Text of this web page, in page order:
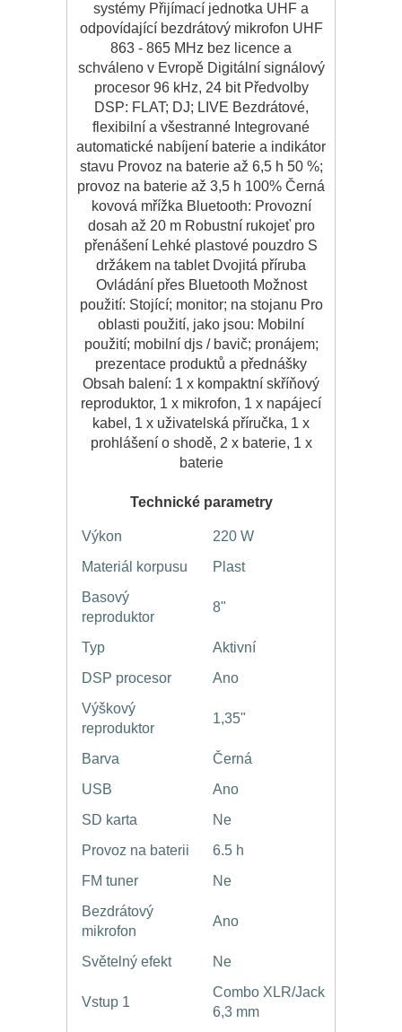
systémy Přijímací jednotka UHF a
odpovídající bezdrátový mikrofon UHF
863 - 865 MHz bez licence a
schváleno v Evropě Digitální signálový
procesor 96 kHz, 24 bit Předvolby
DSP: FLAT; DJ; LIVE Bezdrátové,
flexibilní a všestranné Integrované
automatické nabíjení baterie a indikátor
stavu Provoz na baterie až 6,5 h 50 %;
provoz na baterie až 3,5 h 100% Černá
kovová mřížka Bluetooth: Provozní
dosah až 20 m Robustní rukojeť pro
přenášení Lehké plastové pouzdro S
držákem na tablet Dvojitá příruba
Ovládání přes Bluetooth Možnost
použití: Stojící; monitor; na stojanu Pro
oblasti použití, jako jsou: Mobilní
použití; mobilní djs / bavič; pronájem;
prezentace produktů a přednášky
Obsah balení: 1 x kompaktní skříňový
reproduktor, 1 x mikrofon, 1 x napájecí
kabel, 1 x uživatelská příručka, 1 x
prohlášení o shodě, 2 x baterie, 1 x
baterie
Technické parametry
Výkon
220 W
Materiál korpusu
Plast
Basový
reproduktor
8"
Typ
Aktivní
DSP procesor
Ano
Výškový
reproduktor
1,35"
Barva
Černá
USB
Ano
SD karta
Ne
Provoz na baterii
6.5 h
FM tuner
Ne
Bezdrátový
mikrofon
Ano
Světelný efekt Ne
Vstup 1
Combo XLR/Jack
6,3 mm